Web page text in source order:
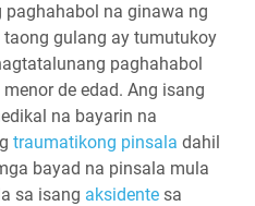
na ginawa ng
gulang ay tumutukoy
paghahabol
de edad. Ang isang
na bayarin na
traumatikong pinsala dahil
bayad na pinsala mula
sa isang aksidente sa